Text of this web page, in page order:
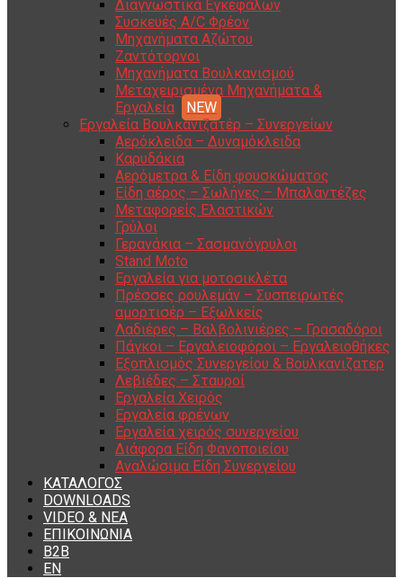
Διαγνωστικά Εγκεφάλων
Συσκευές A/C Φρέον
Μηχανήματα Αζώτου
Ζαντότορνοι
Μηχανήματα Βουλκανισμού
Μεταχειρισμένα Μηχανήματα &
Εργαλεία
Εργαλεία Βουλκανιζατέρ – Συνεργείων
Αερόκλειδα – Δυναμόκλειδα
Καρυδάκια
Αερόμετρα & Είδη φουσκώματος
Είδη αέρος – Σωλήνες – Μπαλαντέζες
Μεταφορείς Ελαστικών
Γρύλοι
Γερανάκια – Σασμανόγρυλοι
Stand Moto
Εργαλεία για μοτοσικλέτα
Πρέσσες ρουλεμάν – Συσπειρωτές
αμορτισέρ – Εξωλκείς
Λαδιέρες – Βαλβολινιέρες – Γρασαδόροι
Πάγκοι – Εργαλειοφόροι – Εργαλειοθήκες
Εξοπλισμός Συνεργείου & Βουλκανιζατερ
Λεβιέδες – Σταυροί
Εργαλεία Χειρός
Εργαλεία φρένων
Εργαλεία χειρός συνεργείου
Διάφορα Είδη Φανοποιείου
Αναλώσιμα Είδη Συνεργείου
ΚΑΤΑΛΟΓΟΣ
DOWNLOADS
VIDEO & ΝΕΑ
ΕΠΙΚΟΙΝΩΝΙΑ
B2B
ΕΝ